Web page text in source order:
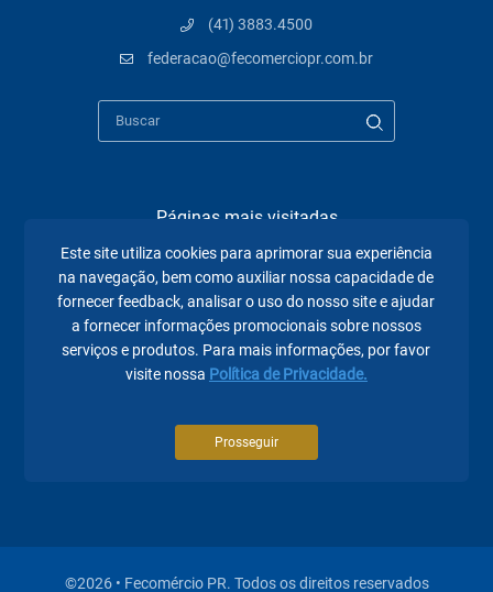
(41) 3883.4500
federacao@fecomerciopr.com.br
Páginas mais visitadas
A Fecomércio PR
Sindicatos
Institucional
©2026 • Fecomércio PR. Todos os direitos reservados
Este site utiliza cookies para aprimorar sua experiência
na navegação, bem como auxiliar nossa capacidade de
fornecer feedback, analisar o uso do nosso site e ajudar
a fornecer informações promocionais sobre nossos
serviços e produtos. Para mais informações, por favor
visite nossa Política de Privacidade.
Prosseguir